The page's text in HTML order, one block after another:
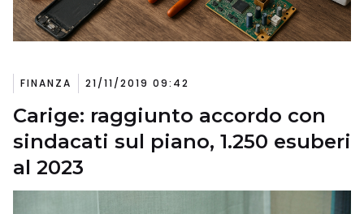
FINANZA 21/11/2019 09:42
Carige: raggiunto accordo con
sindacati sul piano, 1.250 esuberi
al 2023